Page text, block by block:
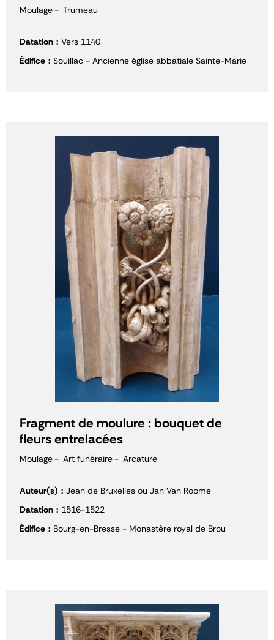
Moulage Trumeau
Datation
Vers 1140
Édifice
Souillac - Ancienne église abbatiale Sainte-Marie
Fragment de moulure : bouquet de
fleurs entrelacées
Moulage Art funéraire Arcature
Auteur(s)
Jean de Bruxelles ou Jan Van Roome
Datation
1516-1522
Édifice
Bourg-en-Bresse - Monastère royal de Brou